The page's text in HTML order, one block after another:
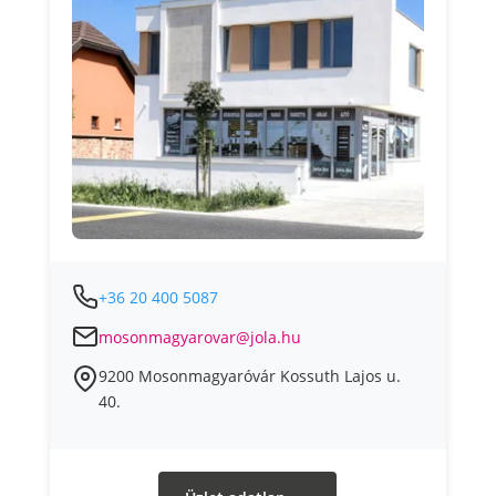
+36 20 400 5087
mosonmagyarovar@jola.hu
9200 Mosonmagyaróvár Kossuth Lajos u.
40.